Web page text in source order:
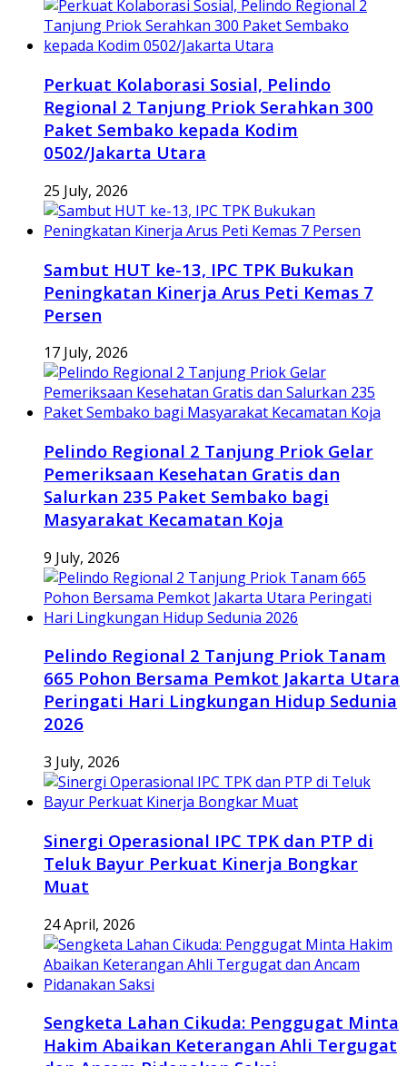
Perkuat Kolaborasi Sosial, Pelindo
Regional 2 Tanjung Priok Serahkan 300
Paket Sembako kepada Kodim
0502/Jakarta Utara
25 July, 2026
Sambut HUT ke-13, IPC TPK Bukukan
Peningkatan Kinerja Arus Peti Kemas 7
Persen
17 July, 2026
Pelindo Regional 2 Tanjung Priok Gelar
Pemeriksaan Kesehatan Gratis dan
Salurkan 235 Paket Sembako bagi
Masyarakat Kecamatan Koja
9 July, 2026
Pelindo Regional 2 Tanjung Priok Tanam
665 Pohon Bersama Pemkot Jakarta Utara
Peringati Hari Lingkungan Hidup Sedunia
2026
3 July, 2026
Sinergi Operasional IPC TPK dan PTP di
Teluk Bayur Perkuat Kinerja Bongkar
Muat
24 April, 2026
Sengketa Lahan Cikuda: Penggugat Minta
Hakim Abaikan Keterangan Ahli Tergugat